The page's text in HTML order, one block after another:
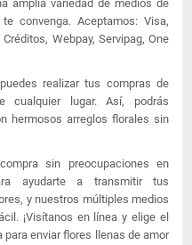
amplia variedad de medios de
convenga. Aceptamos: Visa,
Webpay, Servipag, One
realizar tus compras de
cualquier lugar. Así, podrás
hermosos arreglos florales sin
sin preocupaciones en
ayudarte a transmitir tus
y nuestros múltiples medios
¡Visítanos en línea y elige el
enviar flores llenas de amor